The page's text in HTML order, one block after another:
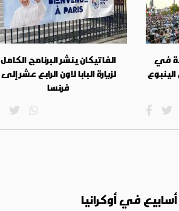
من 73 دولة في
الفاتيكان ينشر البرنامج الكامل
لزيارة البابا لاون الرابع عشر إلى
فرنسا
في أوكرانيا